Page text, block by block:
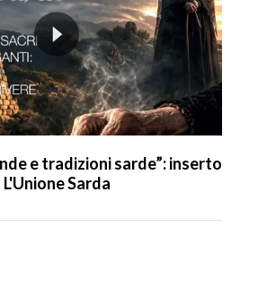
e tradizioni sarde”: inserto
Sarda